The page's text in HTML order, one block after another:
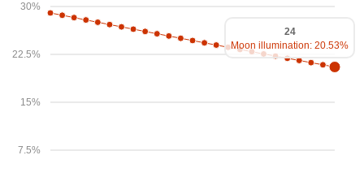
7.5%
15%
22.5%
30%
24
Moon illumination: 20.53%